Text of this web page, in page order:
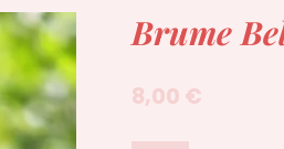
Brume
8,00 €